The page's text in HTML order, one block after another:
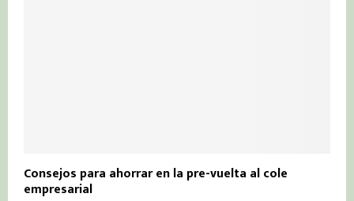
Consejos para ahorrar en la pre-vuelta al cole
empresarial